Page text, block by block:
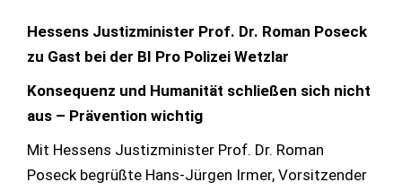
Hessens Justizminister Prof. Dr. Roman Poseck
zu Gast bei der BI Pro Polizei Wetzlar
Konsequenz und Humanität schließen sich nicht
aus – Prävention wichtig
Mit Hessens Justizminister Prof. Dr. Roman
Poseck begrüßte Hans-Jürgen Irmer, Vorsitzender